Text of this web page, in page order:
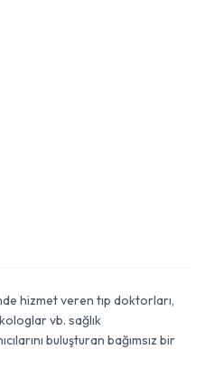
hizmet veren tıp doktorları,
vb. sağlık
buluşturan bağımsız bir